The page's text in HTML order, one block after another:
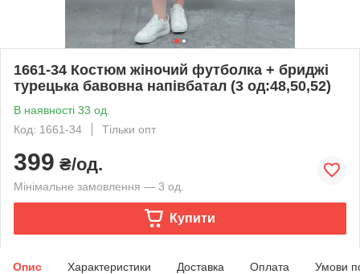
1661-34 Костюм жіночий футболка + бриджі
турецька бавовна напівбатал (3 од:48,50,52)
В наявності 33 од.
Код: 1661-34
Тільки опт
399 ₴/од.
Мінімальне замовлення — 3 од.
Купити
Опис Характеристики Доставка Оплата Умови